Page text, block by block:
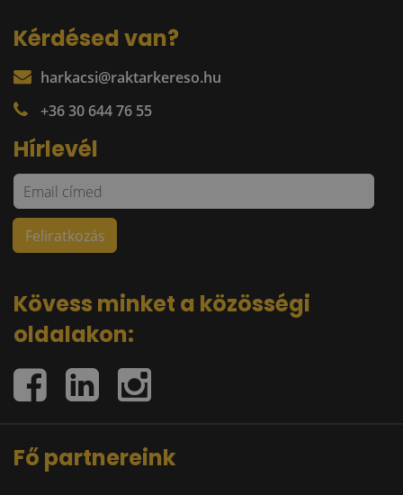
Kérdésed van?
harkacsi@raktarkereso.hu
+36 30 644 76 55
Hírlevél
Kövess minket a közösségi
oldalakon:
Fő partnereink